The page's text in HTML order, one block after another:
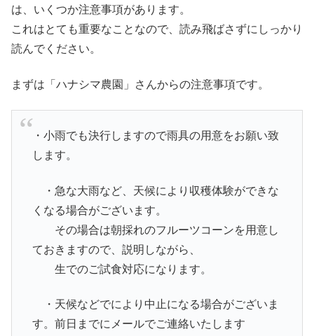
は、いくつか注意事項があります。
これはとても重要なことなので、読み飛ばさずにしっかり
読んでください。
まずは「ハナシマ農園」さんからの注意事項です。
・小雨でも決行しますので雨具の用意をお願い致
します。
・急な大雨など、天候により収穫体験ができな
くなる場合がございます。
その場合は朝採れのフルーツコーンを用意し
ておきますので、説明しながら、
生でのご試食対応になります。
・天候などでにより中止になる場合がございま
す。前日までにメールでご連絡いたします